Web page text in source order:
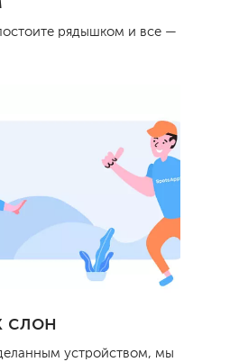
рядышком и все —
слон
устройством, мы